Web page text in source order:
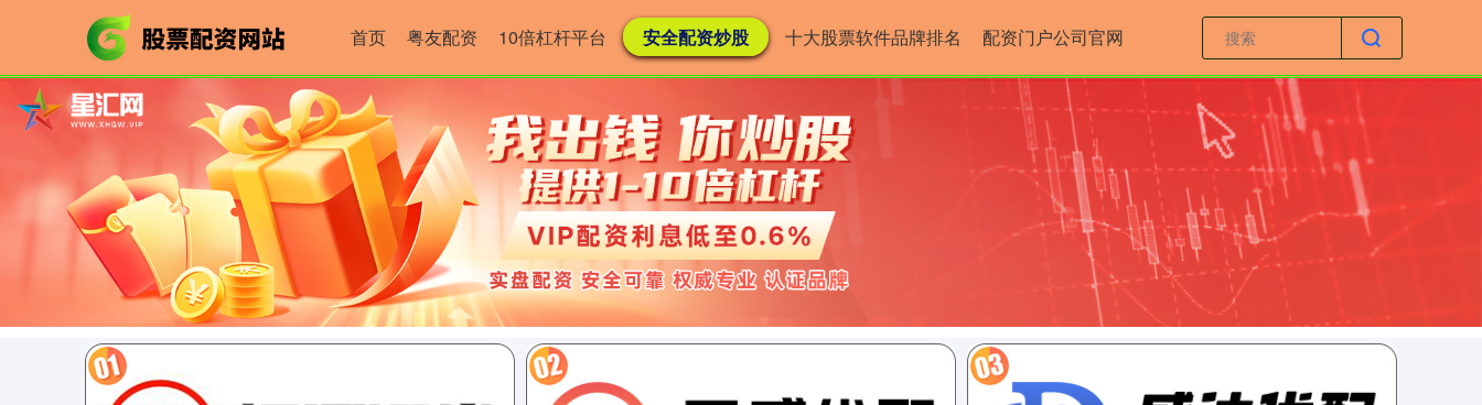
首页 粤友配资 10倍杠杆平台 安全配资炒股 十大股票软件品牌排名 配资门户公司官网